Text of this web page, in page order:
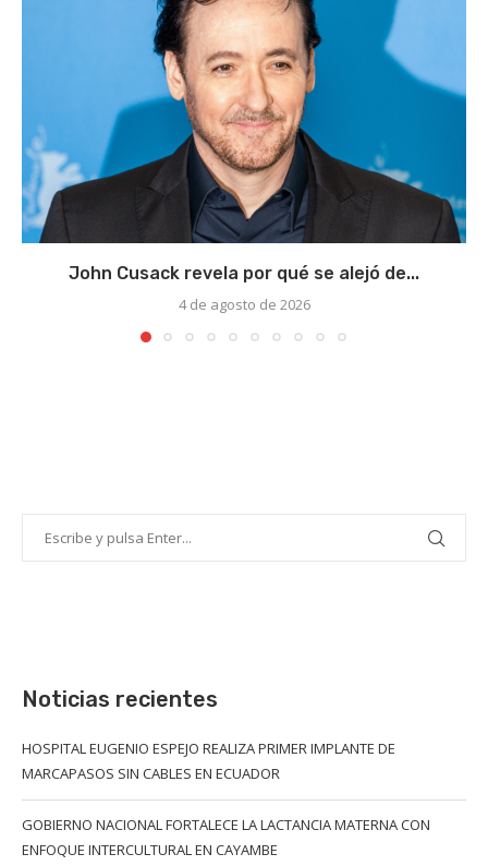
John Cusack revela por qué se alejó de...
4 de agosto de 2026
Noticias recientes
HOSPITAL EUGENIO ESPEJO REALIZA PRIMER IMPLANTE DE
MARCAPASOS SIN CABLES EN ECUADOR
GOBIERNO NACIONAL FORTALECE LA LACTANCIA MATERNA CON
ENFOQUE INTERCULTURAL EN CAYAMBE